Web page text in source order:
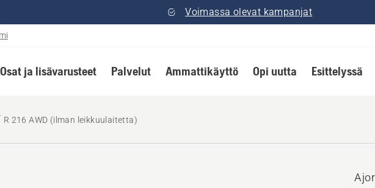
Voimassa olevat kampanjat
Osat ja lisävarusteet Palvelut Ammattikäyttö Opi uutta Esittelyssä
R 216 AWD (ilman leikkuulaitetta)